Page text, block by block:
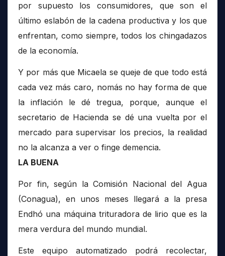
por supuesto los consumidores, que son el
último eslabón de la cadena productiva y los que
enfrentan, como siempre, todos los chingadazos
de la economía.
Y por más que Micaela se queje de que todo está
cada vez más caro, nomás no hay forma de que
la inflación le dé tregua, porque, aunque el
secretario de Hacienda se dé una vuelta por el
mercado para supervisar los precios, la realidad
no la alcanza a ver o finge demencia.
LA BUENA
Por fin, según la Comisión Nacional del Agua
(Conagua), en unos meses llegará a la presa
Endhó una máquina trituradora de lirio que es la
mera verdura del mundo mundial.
Este equipo automatizado podrá recolectar,